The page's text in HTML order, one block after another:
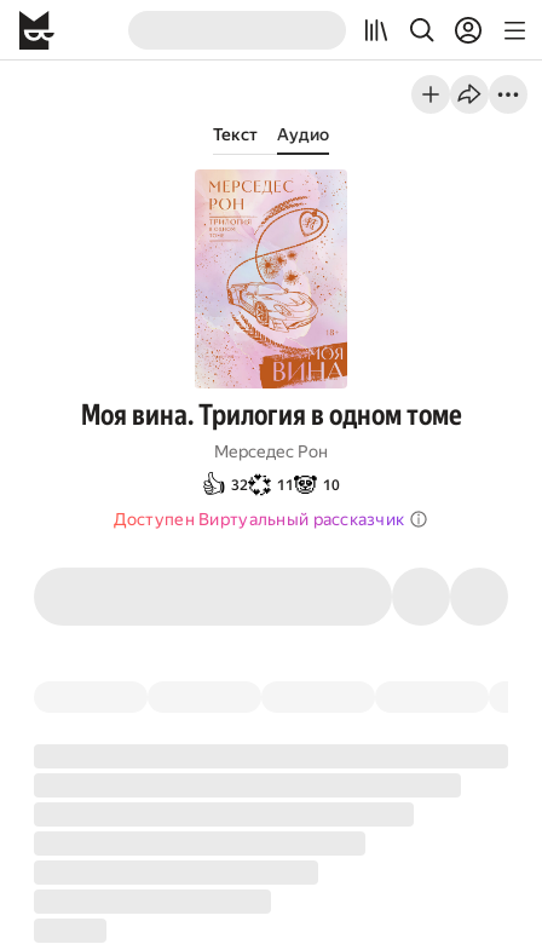
Текст Аудио
Моя вина. Трилогия в одном томе
Мерседес Рон
👍 32💞 11🐼 10
Доступен Виртуальный рассказчик